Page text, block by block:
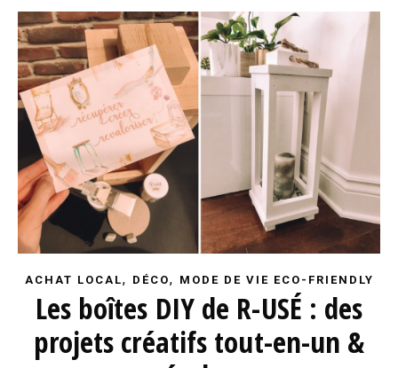
ACHAT LOCAL, DÉCO, MODE DE VIE ECO-FRIENDLY
Les boîtes DIY de R-USÉ : des
projets créatifs tout-en-un &